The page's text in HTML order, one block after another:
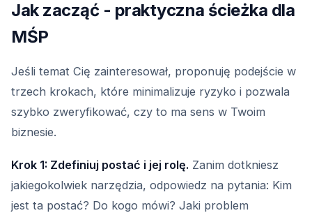
Jak zacząć - praktyczna ścieżka dla
MŚP
Jeśli temat Cię zainteresował, proponuję podejście w
trzech krokach, które minimalizuje ryzyko i pozwala
szybko zweryfikować, czy to ma sens w Twoim
biznesie.
Krok 1: Zdefiniuj postać i jej rolę. Zanim dotkniesz
jakiegokolwiek narzędzia, odpowiedz na pytania: Kim
jest ta postać? Do kogo mówi? Jaki problem